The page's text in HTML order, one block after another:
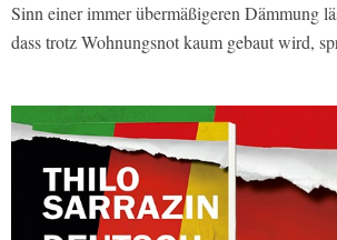
Sinn einer immer übermäßigeren Dämmung
dass trotz Wohnungsnot kaum gebaut wird,